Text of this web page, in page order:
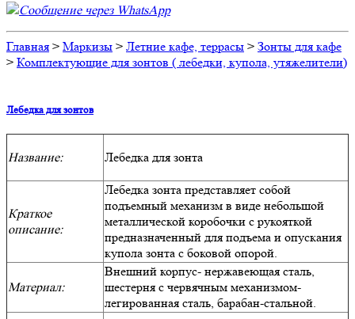
Сообщение через WhatsApp
Главная > Маркизы > Летние кафе, террасы > Зонты для кафе
> Комплектующие для зонтов ( лебедки, купола, утяжелители)
Лебедка для зонтов
Название: Лебедка для зонта
Краткое
описание:
Лебедка зонта представляет собой
подъемный механизм в виде небольшой
металлической коробочки с рукояткой
предназначенный для подъема и опускания
купола зонта с боковой опорой.
Материал:
Внешний корпус- нержавеющая сталь,
шестерня с червячным механизмом-
легированная сталь, барабан-стальной.